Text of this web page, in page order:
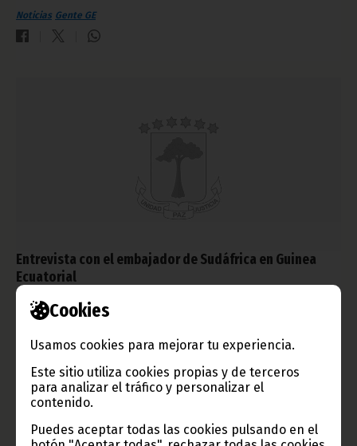
Cookies
Usamos cookies para mejorar tu experiencia.
Este sitio utiliza cookies propias y de terceros
para analizar el tráfico y personalizar el
contenido.
Puedes aceptar todas las cookies pulsando en el
Noticias Gente GE
Entrevista con el embajador de Sudáfrica en Guinea
Ecuatorial
diciembre 27, 2012
“Los países africanos necesitan ayudarse mutuamente frente a
las amenazas y desafíos del exterior, para proteger los
intereses del continente africano. En lo sucesivo, necesitamos
abrazar y fomentar nuestro principio de dar soluciones
africanas a los problemas africanos”, afirma Pakamisa A. Sifuba.
Noticias Gente GE